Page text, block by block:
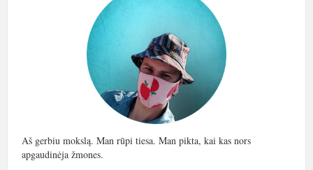
Aš gerbiu mokslą. Man rūpi tiesa. Man pikta, kai kas nors
apgaudinėja žmones.